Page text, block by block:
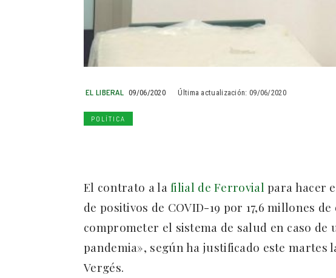
EL LIBERAL 09/06/2020 Última actualización: 09/06/2020
POLÍTICA
El contrato a lafilial de Ferrovialpara hacer
de positivos de COVID-19 por 17,6 millones
comprometer el sistema de salud en caso de
pandemia», según ha justificado este martes
Vergés.